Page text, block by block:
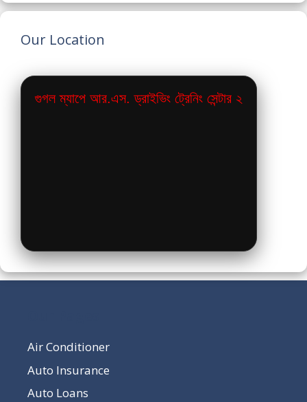
Our Location
গুগল ম্যাপে আর.এস. ড্রাইভিং ট্রেনিং সেন্টার ২
Air Conditioner
Auto Insurance
Auto Loans